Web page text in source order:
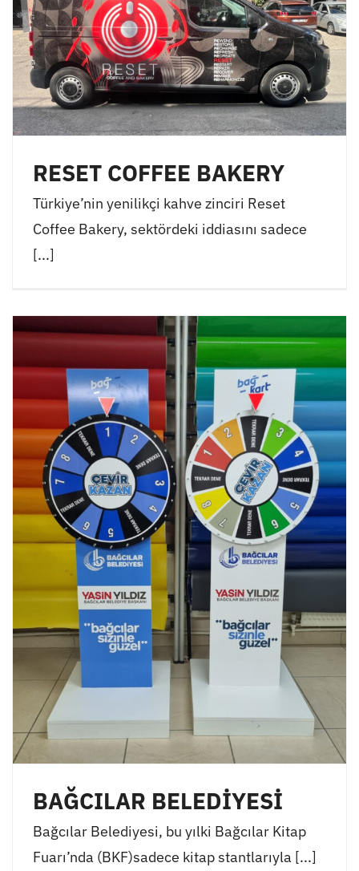
RESET COFFEE BAKERY
Türkiye’nin yenilikçi kahve zinciri Reset
Coffee Bakery, sektördeki iddiasını sadece
[...]
BAĞCILAR BELEDİYESİ
Bağcılar Belediyesi, bu yılki Bağcılar Kitap
Fuarı’nda (BKF)sadece kitap stantlarıyla [...]